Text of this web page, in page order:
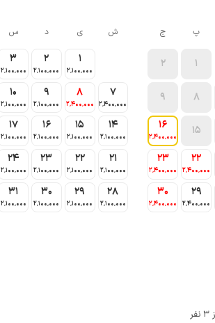
پ ج
1
2
8
9
15
16
2٬400٬000
22
2٬400٬000
23
2٬400٬000
29
2٬400٬000
30
2٬400٬000
ش ی د س
1
2٬100٬000
2
2٬100٬000
3
2٬100٬000
7
2٬400٬000
8
2٬400٬000
9
2٬100٬000
10
2٬100٬000
14
2٬100٬000
15
2٬100٬000
16
2٬100٬000
17
2٬100٬000
21
2٬100٬000
22
2٬100٬000
23
2٬100٬000
24
2٬100٬000
28
2٬100٬000
29
2٬100٬000
30
2٬100٬000
31
2٬100٬000